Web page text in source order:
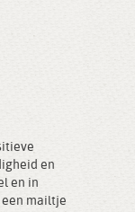
en
en in
een mailtje